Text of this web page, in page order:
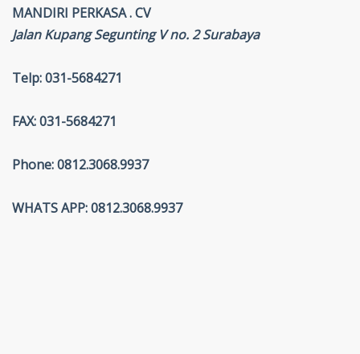
MANDIRI PERKASA . CV
Jalan Kupang Segunting V no. 2 Surabaya
Telp: 031-5684271
FAX: 031-5684271
Phone: 0812.3068.9937
WHATS APP: 0812.3068.9937